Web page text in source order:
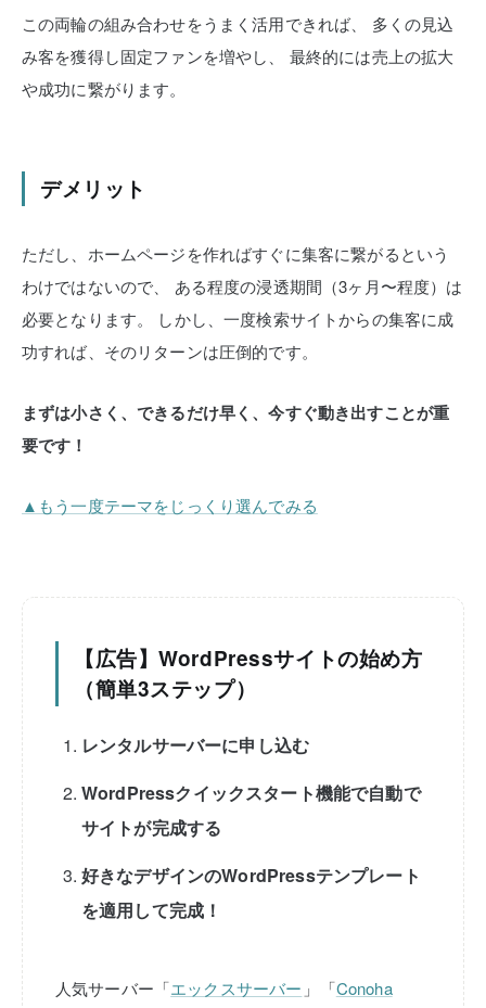
この両輪の組み合わせをうまく活用できれば、
多くの見込
み客を獲得し固定ファンを増やし、
最終的には売上の拡大
や成功に繋がります。
デメリット
ただし、ホームページを作ればすぐに集客に繋がるという
わけではないので、
ある程度の浸透期間（3ヶ月〜程度）は
必要となります。
しかし、一度検索サイトからの集客に成
功すれば、そのリターンは圧倒的です。
まずは小さく、できるだけ早く、今すぐ動き出すことが重
要です！
▲もう一度テーマをじっくり選んでみる
【広告】WordPressサイトの始め方
（簡単3ステップ）
レンタルサーバーに申し込む
WordPressクイックスタート機能で自動で
サイトが完成する
好きなデザインのWordPressテンプレート
を適用して完成！
人気サーバー「エックスサーバー 」「Conoha